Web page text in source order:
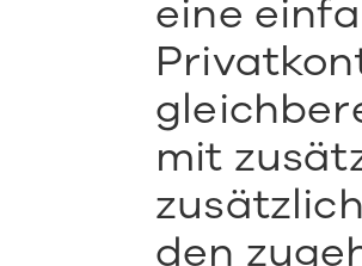
eine
mit
den